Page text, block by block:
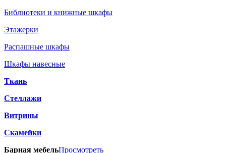
Библиотеки и книжные шкафы
Этажерки
Распашные шкафы
Шкафы навесные
Ткань
Стеллажи
Витрины
Скамейки
Барная мебельПросмотреть